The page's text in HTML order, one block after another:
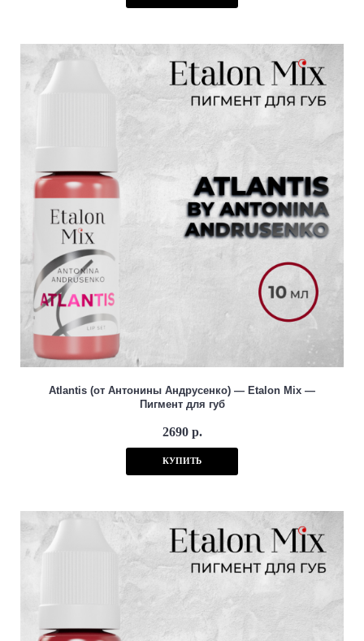
Atlantis (от Антонины Андрусенко) — Etalon Mix —
Пигмент для губ
2690 р.
КУПИТЬ